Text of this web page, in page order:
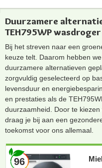
Duurzamere
TEH795WP wasdroger
Bij het streven naar een
keuze telt. Daarom hebben
duurzamere alternatieven
zorgvuldig geselecteerd op
levensduur en
en prestaties als de
duurzaamheid. Door te
draag je bij aan een
toekomst voor ons allemaal.
96